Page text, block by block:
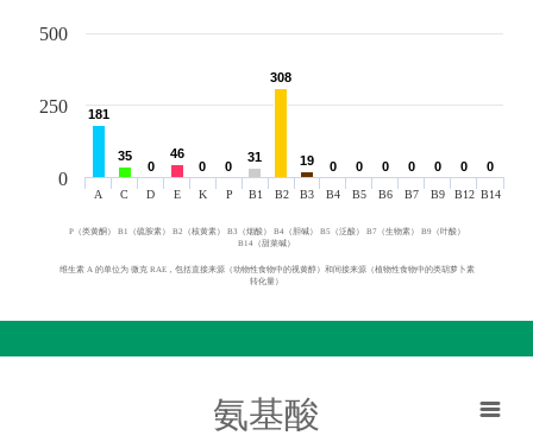
181
181
35
35
0
0
46
46
0
0 0
0
31
31
308
308
19
19 0
0 0
0 0
0 0
0 0
0 0
0 0
0
A C D E K P B1 B2 B3 B4 B5 B6 B7 B9 B12 B14
0
250
500
P（类黄酮） B1（硫胺素） B2（核黄素） B3（烟酸） B4（胆碱） B5（泛酸） B7（生物素） B9（叶酸）
B14（甜菜碱）
维生素 A 的单位为 微克 RAE，包括直接来源（动物性食物中的视黄醇）和间接来源（植物性食物中的类胡萝卜素
转化量）
氨基酸